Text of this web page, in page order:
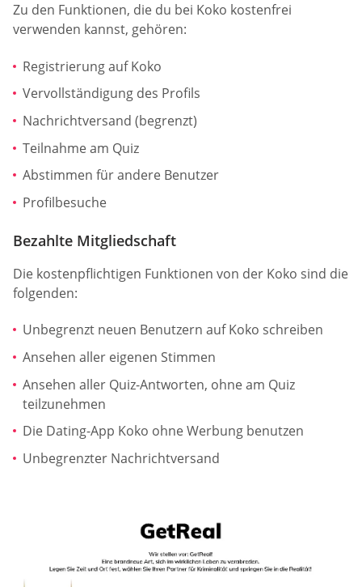
Zu den Funktionen, die du bei Koko kostenfrei
verwenden kannst, gehören:
Registrierung auf Koko
Vervollständigung des Profils
Nachrichtversand (begrenzt)
Teilnahme am Quiz
Abstimmen für andere Benutzer
Profilbesuche
Bezahlte Mitgliedschaft
Die kostenpflichtigen Funktionen von der Koko sind die
folgenden:
Unbegrenzt neuen Benutzern auf Koko schreiben
Ansehen aller eigenen Stimmen
Ansehen aller Quiz-Antworten, ohne am Quiz
teilzunehmen
Die Dating-App Koko ohne Werbung benutzen
Unbegrenzter Nachrichtversand